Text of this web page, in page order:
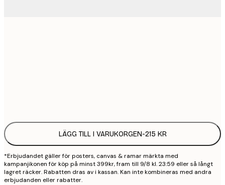
LÄGG TILL I VARUKORGEN-215 KR
*Erbjudandet gäller för posters, canvas & ramar märkta med
kampanjikonen för köp på minst 399kr, fram till 9/8 kl. 23:59 eller så långt
lagret räcker. Rabatten dras av i kassan. Kan inte kombineras med andra
erbjudanden eller rabatter.